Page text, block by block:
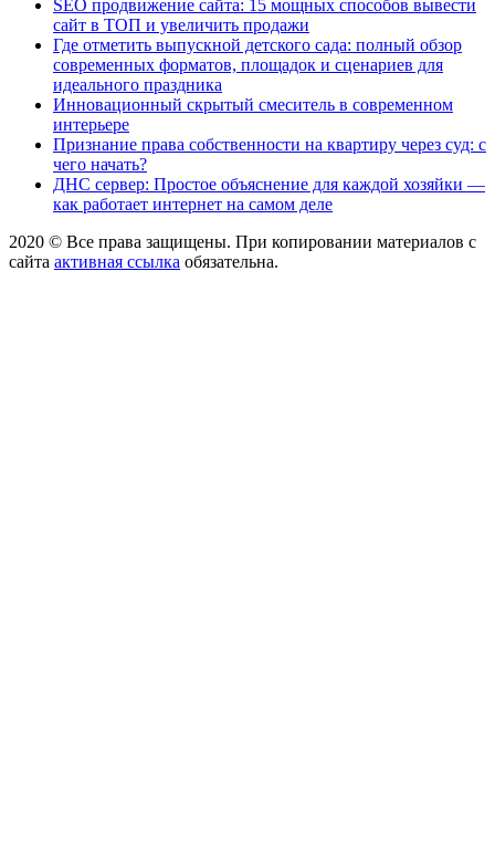
SEO продвижение сайта: 15 мощных способов вывести
сайт в ТОП и увеличить продажи
Где отметить выпускной детского сада: полный обзор
современных форматов, площадок и сценариев для
идеального праздника
Инновационный скрытый смеситель в современном
интерьере
Признание права собственности на квартиру через суд: с
чего начать?
ДНС сервер: Простое объяснение для каждой хозяйки —
как работает интернет на самом деле
2020 © Все права защищены. При копировании материалов с
сайта активная ссылка обязательна.